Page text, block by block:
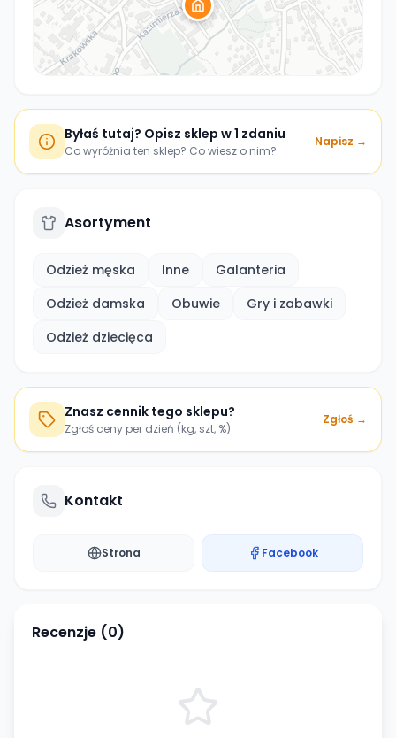
Byłaś tutaj? Opisz sklep w 1 zdaniu
Co wyróżnia ten sklep? Co wiesz o nim?
Napisz →
Asortyment
Odzież męska Inne
Galanteria
Odzież damska
Obuwie
Gry i zabawki
Odzież dziecięca
Znasz cennik tego sklepu?
Zgłoś ceny per dzień (kg, szt, %)
Zgłoś →
Kontakt
Strona Facebook
Recenzje (0)